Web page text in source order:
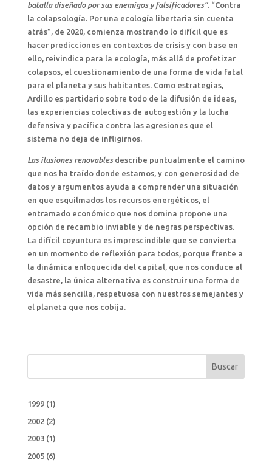
batalla diseñado por sus enemigos y falsificadores”. “Contra
la colapsología. Por una ecología libertaria sin cuenta
atrás”, de 2020, comienza mostrando lo difícil que es
hacer predicciones en contextos de crisis y con base en
ello, reivindica para la ecología, más allá de profetizar
colapsos, el cuestionamiento de una forma de vida fatal
para el planeta y sus habitantes. Como estrategias,
Ardillo es partidario sobre todo de la difusión de ideas,
las experiencias colectivas de autogestión y la lucha
defensiva y pacífica contra las agresiones que el
sistema no deja de infligirnos.
Las ilusiones renovablesdescribe puntualmente el camino
que nos ha traído donde estamos, y con generosidad de
datos y argumentos ayuda a comprender una situación
en que esquilmados los recursos energéticos, el
entramado económico que nos domina propone una
opción de recambio inviable y de negras perspectivas.
La difícil coyuntura es imprescindible que se convierta
en un momento de reflexión para todos, porque frente a
la dinámica enloquecida del capital, que nos conduce al
desastre, la única alternativa es construir una forma de
vida más sencilla, respetuosa con nuestros semejantes y
el planeta que nos cobija.
Buscar
1999(1)
2002(2)
2003(1)
2005(6)